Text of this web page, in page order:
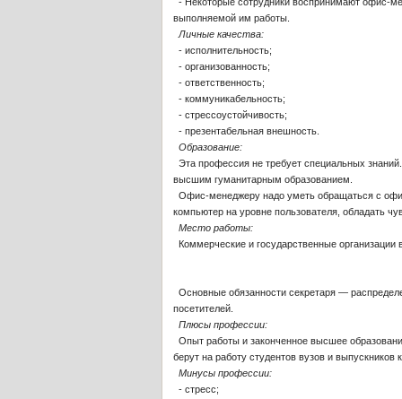
выполняемой им работы.
Личные качества:
- исполнительность;
- организованность;
- ответственность;
- коммуникабельность;
- стрессоустойчивость;
- презентабельная внешность.
Образование:
Эта профессия не требует специальных
высшим гуманитарным образованием.
Офис-менеджеру надо уметь обращаться с
компьютер на уровне пользователя, обладать
Место работы:
Коммерческие и государственные организации
Основные обязанности секретаря —
посетителей.
Плюсы профессии:
Опыт работы и законченное высшее
берут на работу студентов вузов и выпускников
Минусы профессии:
- стресс;